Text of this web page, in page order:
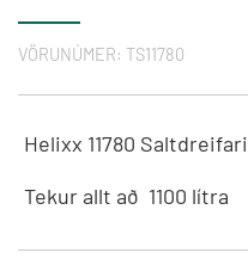
VÖRUNÚMER: TS11780
Helixx 11780 Saltdreifari
Tekur allt að 1100 lítra